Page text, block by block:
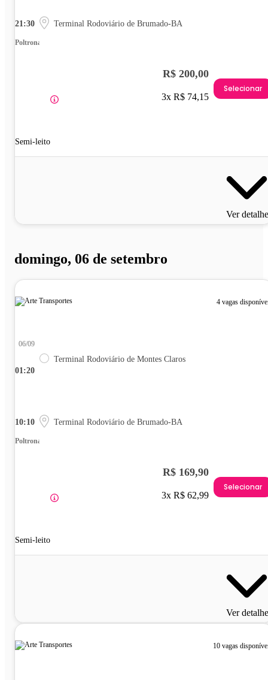
21:30 Terminal Rodoviário de Brumado-BA
Poltrona
Semi-leito
R$ 200,00
3x R$ 74,15
Selecionar
Ver
domingo, 06 de setembro
4 vagas
01:20
06/09
Terminal Rodoviário de Montes Claros
10:10 Terminal Rodoviário de Brumado-BA
Poltrona
Semi-leito
R$ 169,90
3x R$ 62,99
Selecionar
Ver
10 vagas